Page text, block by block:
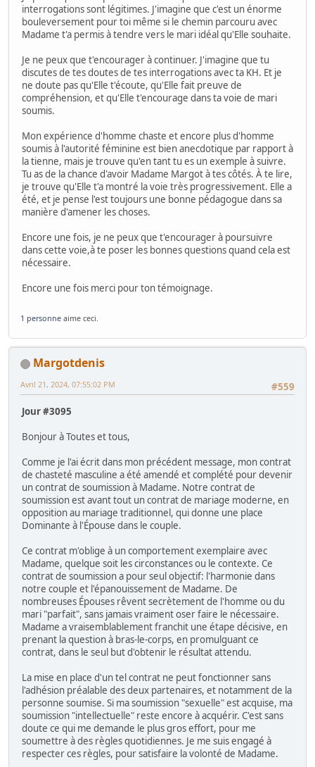
interrogations sont légitimes. J'imagine que c'est un énorme
bouleversement pour toi même si le chemin parcouru avec
Madame t'a permis à tendre vers le mari idéal qu'Elle souhaite.
Je ne peux que t'encourager à continuer. J'imagine que tu
discutes de tes doutes de tes interrogations avec ta KH. Et je
ne doute pas qu'Elle t'écoute, qu'Elle fait preuve de
compréhension, et qu'Elle t'encourage dans ta voie de mari
soumis.
Mon expérience d'homme chaste et encore plus d'homme
soumis à l'autorité féminine est bien anecdotique par rapport à
la tienne, mais je trouve qu'en tant tu es un exemple à suivre.
Tu as de la chance d'avoir Madame Margot à tes côtés. À te lire,
je trouve qu'Elle t'a montré la voie très progressivement. Elle a
été, et je pense l'est toujours une bonne pédagogue dans sa
manière d'amener les choses.
Encore une fois, je ne peux que t'encourager à poursuivre
dans cette voie,à te poser les bonnes questions quand cela est
nécessaire.
Encore une fois merci pour ton témoignage.
1 personne aime ceci.
Margotdenis
#559
Avril 21, 2024, 07:55:02 PM
Jour #3095
Bonjour à Toutes et tous,
Comme je l'ai écrit dans mon précédent message, mon contrat
de chasteté masculine a été amendé et complété pour devenir
un contrat de soumission à Madame. Notre contrat de
soumission est avant tout un contrat de mariage moderne, en
opposition au mariage traditionnel, qui donne une place
Dominante à l'Épouse dans le couple.
Ce contrat m'oblige à un comportement exemplaire avec
Madame, quelque soit les circonstances ou le contexte. Ce
contrat de soumission a pour seul objectif: l'harmonie dans
notre couple et l'épanouissement de Madame. De
nombreuses Épouses rêvent secrètement de l'homme ou du
mari "parfait", sans jamais vraiment oser faire le nécessaire.
Madame a vraisemblablement franchit une étape décisive, en
prenant la question à bras-le-corps, en promulguant ce
contrat, dans le seul but d'obtenir le résultat attendu.
La mise en place d'un tel contrat ne peut fonctionner sans
l'adhésion préalable des deux partenaires, et notamment de la
personne soumise. Si ma soumission "sexuelle" est acquise, ma
soumission "intellectuelle" reste encore à acquérir. C'est sans
doute ce qui me demande le plus gros effort, pour me
soumettre à des règles quotidiennes. Je me suis engagé à
respecter ces règles, pour satisfaire la volonté de Madame.